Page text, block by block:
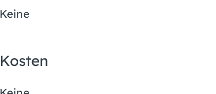
Keine
Kosten